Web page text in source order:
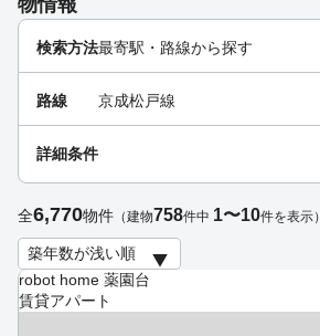
物情報
robot home 薬園台
賃貸アパート
検索方法最寄駅・路線から探す
路線 京成松戸線
詳細条件
全6,770物件 （建物758件中 1〜10件を表示）